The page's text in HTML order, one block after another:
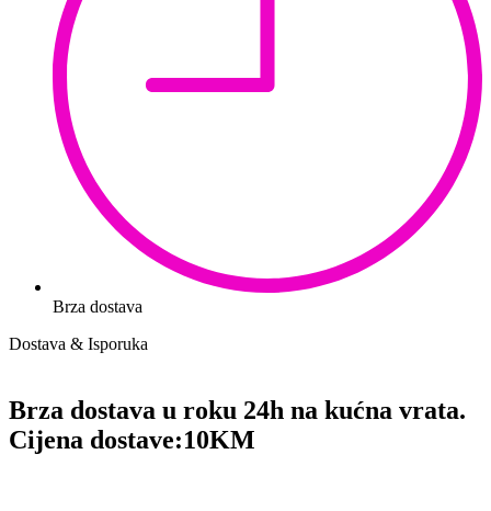
Brza dostava
Dostava & Isporuka
Brza dostava u roku 24h na kućna vrata.
Cijena dostave:10KM